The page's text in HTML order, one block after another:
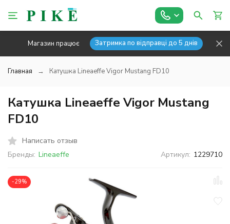
Магазин працює Затримка по відправці до 5 днів
Главная Катушка Lineaeffe Vigor Mustang FD10
Катушка Lineaeffe Vigor Mustang
FD10
Написать отзыв
Бренды: Lineaeffe Артикул: 1229710
-29%